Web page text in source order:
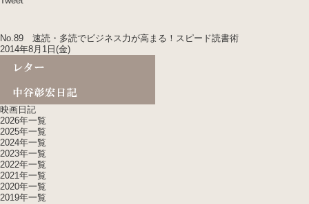
No.89 速読・多読でビジネス力が高まる！スピード読書術
2014年8月1日(金)
映画日記
2026年一覧
2025年一覧
2024年一覧
2023年一覧
2022年一覧
2021年一覧
2020年一覧
2019年一覧